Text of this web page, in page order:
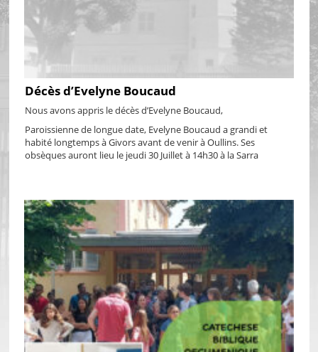
Décès d’Evelyne Boucaud
Nous avons appris le décès d’Evelyne Boucaud,
Paroissienne de longue date, Evelyne Boucaud a grandi et
habité longtemps à Givors avant de venir à Oullins. Ses
obsèques auront lieu le jeudi 30 Juillet à 14h30 à la Sarra